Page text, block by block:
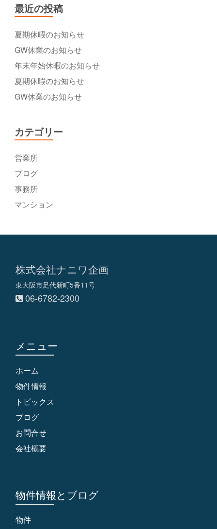
最近の投稿
夏期休暇のお知らせ
GW休業のお知らせ
年末年始休暇のお知らせ
夏期休暇のお知らせ
GW休業のお知らせ
カテゴリー
営業所
ブログ
事務所
マンション
株式会社ナニワ企画
東大阪市足代新町5番11号
06-6782-2300
メニュー
ホーム
物件情報
トピックス
ブログ
お問合せ
会社概要
物件情報とブログ
物件